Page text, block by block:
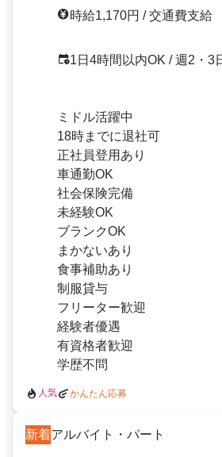
時給1,170円 / 交通費支給
1日4時間以内OK / 週2・3
ミドル活躍中
18時までに退社可
正社員登用あり
車通勤OK
社会保険完備
未経験OK
ブランクOK
まかないあり
食事補助あり
制服貸与
フリーター歓迎
経験者優遇
有資格者歓迎
学歴不問
人気 かんたん応募
新着アルバイト・パート